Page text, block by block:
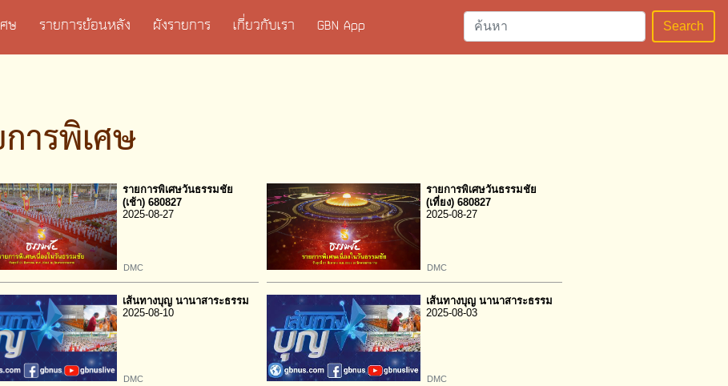
ษ รายการย้อนหลัง ผังรายการ เกี่ยวกับเรา GBN App Search
ารพิเศษ
รายการพิเศษวันธรรมชัย
(เช้า) 680827
2025-08-27
DMC
รายการพิเศษวันธรรมชัย
(เที่ยง) 680827
2025-08-27
DMC
เส้นทางบุญ นานาสาระธรรม
2025-08-10
DMC
เส้นทางบุญ นานาสาระธรรม
2025-08-03
DMC